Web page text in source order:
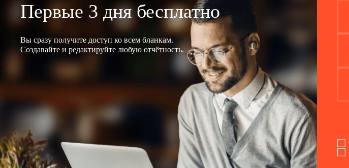
Первые 3 дня бесплатно
Вы сразу получите доступ ко всем бланкам.
Создавайте и редактируйте любую отчётность.